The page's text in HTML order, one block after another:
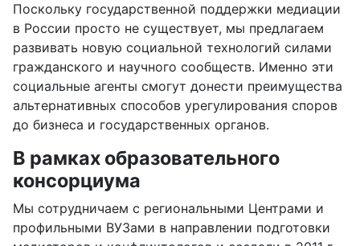
Поскольку государственной поддержки медиации
в России просто не существует, мы предлагаем
развивать новую социальной технологий силами
гражданского и научного сообществ. Именно эти
социальные агенты смогут донести преимущества
альтернативных способов урегулирования споров
до бизнеса и государственных органов.
В рамках образовательного
консорциума
Мы сотрудничаем с региональными Центрами и
профильными ВУЗами в направлении подготовки